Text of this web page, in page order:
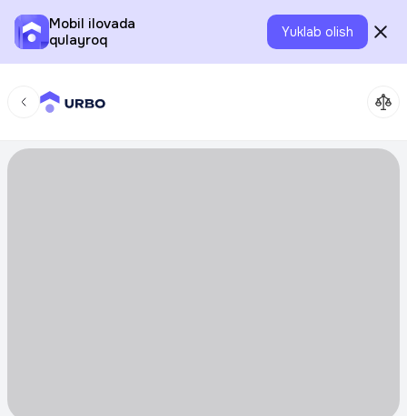
Mobil ilovada
qulayroq
Yuklab olish